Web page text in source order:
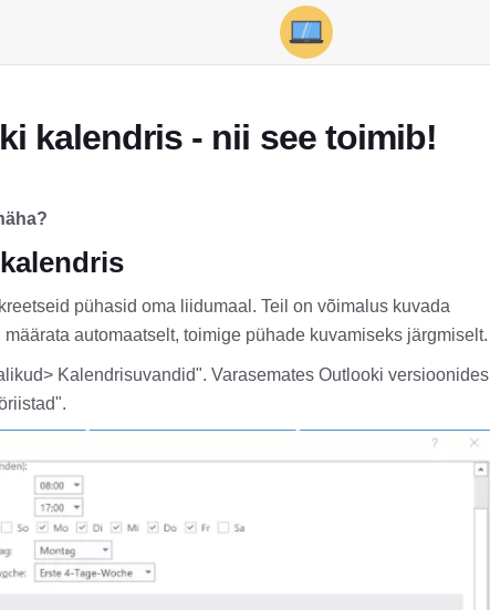
kalendris - nii see toimib!
pühasid oma liidumaal. Teil on võimalus kuvada
automaatselt, toimige pühade kuvamiseks järgmiselt.
Kalendrisuvandid". Varasemates Outlooki versioonides